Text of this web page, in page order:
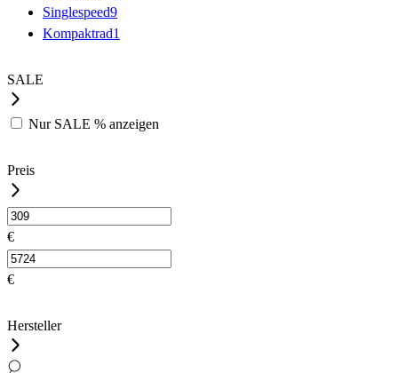
Singlespeed9
Kompaktrad1
SALE
Nur SALE % anzeigen
Preis
€
€
Hersteller